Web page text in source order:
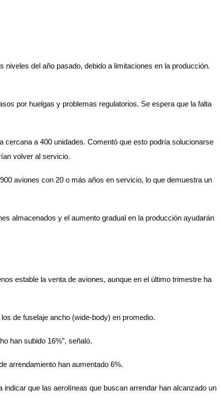
del año pasado, debido a limitaciones en la producción.
por huelgas y problemas regulatorios. Se espera que la falta
a 400 unidades. Comentó que esto podría solucionarse
volver al servicio.
aviones con 20 o más años en servicio, lo que demuestra un
almacenados y el aumento gradual en la producción ayudarán
estable la venta de aviones, aunque en el último trimestre ha
de fuselaje ancho (wide-body) en promedio.
han subido 16%”, señaló.
arrendamiento han aumentado 6%.
que las aerolíneas que buscan arrendar han alcanzado un